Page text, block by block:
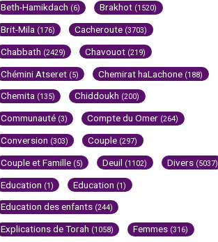
Beth-Hamikdach (6) Brakhot (1520)
Brit-Mila (176) Cacheroute (3703)
Chabbath (2429) Chavouot (219)
Chémini Atseret (5) Chemirat haLachone (188)
Chemita (135) Chiddoukh (200)
Communauté (3) Compte du Omer (264)
Conversion (303) Couple (297)
Couple et Famille (5) Deuil (1102) Divers (5037)
Education (1) Education (1)
Education des enfants (244)
Explications de Torah (1058) Femmes (316)